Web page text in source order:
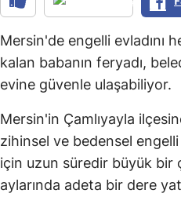
Mersin'de engelli evladını
kalan babanın feryadı,
evine güvenle ulaşabiliyor.
Mersin'in Çamlıyayla
zihinsel ve bedensel engelli
için uzun süredir büyük bir
aylarında adeta bir dere